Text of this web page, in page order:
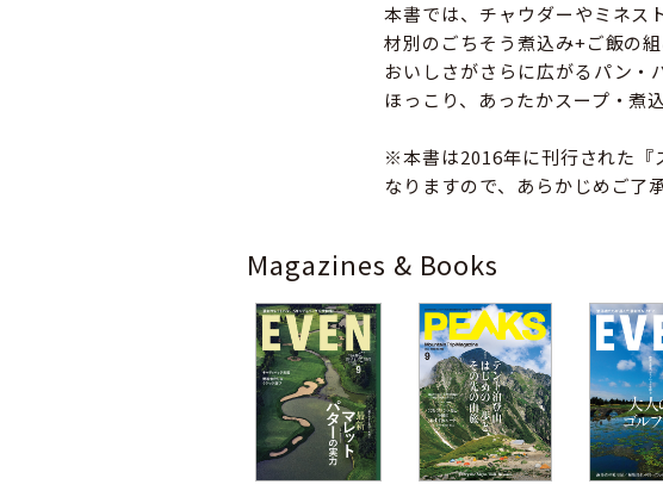
本書では、チャウダーやミネス
材別のごちそう煮込み+ご飯の
おいしさがさらに広がるパン・
ほっこり、あったかスープ・煮
※本書は2016年に刊行された『
なりますので、あらかじめご了
Magazines & Books